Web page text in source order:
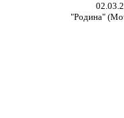
"Родина"